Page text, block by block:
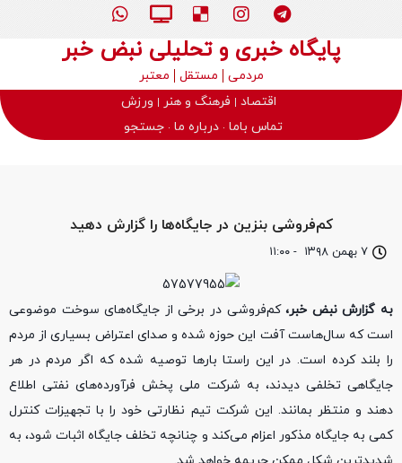
پایگاه خبری و تحلیلی نبض خبر
مردمی مستقل
معتبر
اقتصاد
فرهنگ و هنر
ورزش
تماس باما درباره ما جستجو
۷ بهمن ۱۳۹۸ - ۱۱:۰۰
کم‌فروشی بنزین در جایگاه‌ها را گزارش دهید
به گزارش نبض خبر،کم‌فروشی در برخی از جایگاه‌های سوخت موضوعی
است که سال‌هاست آفت این حوزه شده و صدای اعتراض بسیاری از مردم
را بلند کرده است. در این راستا بارها توصیه شده که اگر مردم در هر
جایگاهی تخلفی دیدند، به شرکت ملی پخش فرآورده‌های نفتی اطلاع
دهند و منتظر بمانند. این شرکت تیم نظارتی خود را با تجهیزات کنترل
کمی به جایگاه مذکور اعزام می‌کند و چنانچه تخلف جایگاه اثبات شود، به